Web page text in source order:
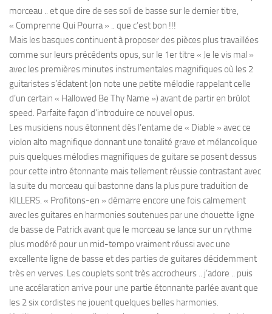
morceau .. et que dire de ses soli de basse sur le dernier titre,
« Comprenne Qui Pourra » .. que c’est bon !!!
Mais les basques continuent à proposer des pièces plus travaillées
comme sur leurs précédents opus, sur le 1er titre « Je le vis mal »
avec les premières minutes instrumentales magnifiques où les 2
guitaristes s’éclatent (on note une petite mélodie rappelant celle
d’un certain « Hallowed Be Thy Name ») avant de partir en brûlot
speed. Parfaite façon d’introduire ce nouvel opus.
Les musiciens nous étonnent dès l’entame de « Diable » avec ce
violon alto magnifique donnant une tonalité grave et mélancolique
puis quelques mélodies magnifiques de guitare se posent dessus
pour cette intro étonnante mais tellement réussie contrastant avec
la suite du morceau qui bastonne dans la plus pure traduition de
KILLERS. « Profitons-en » démarre encore une fois calmement
avec les guitares en harmonies soutenues par une chouette ligne
de basse de Patrick avant que le morceau se lance sur un rythme
plus modéré pour un mid-tempo vraiment réussi avec une
excellente ligne de basse et des parties de guitares décidemment
très en verves. Les couplets sont très accrocheurs .. j’adore .. puis
une accélaration arrive pour une partie étonnante parlée avant que
les 2 six cordistes ne jouent quelques belles harmonies.